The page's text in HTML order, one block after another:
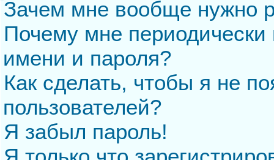
Зачем мне вообще нужно
Почему мне периодически
имени и пароля?
Как сделать, чтобы я не
пользователей?
Я забыл пароль!